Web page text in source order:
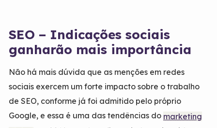
SEO – Indicações sociais
ganharão mais importância
Não há mais dúvida que as menções em redes
sociais exercem um forte impacto sobre o trabalho
de SEO, conforme já foi admitido pelo próprio
Google, e essa é uma das tendências do marketing